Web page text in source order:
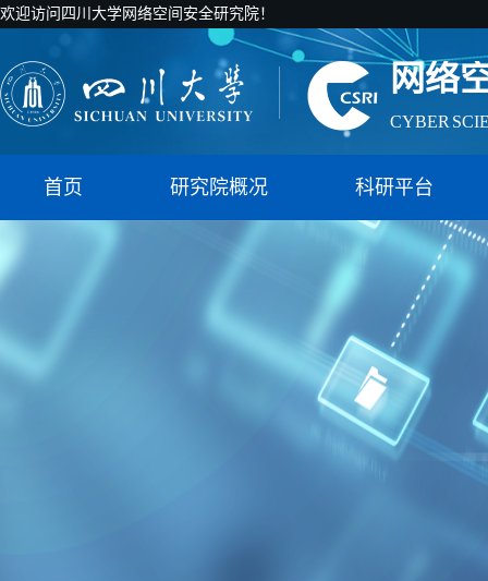
欢迎访问四川大学网络空间安全研究院！
网络
CYBER
国家智能
首页 研究院概况 科研平台